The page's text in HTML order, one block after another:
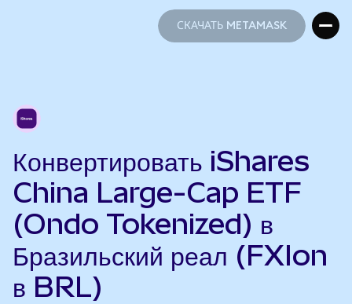
СКАЧАТЬ METAMASK
Конвертировать iShares
China Large-Cap ETF
(Ondo Tokenized) в
Бразильский реал (FXIon
в BRL)